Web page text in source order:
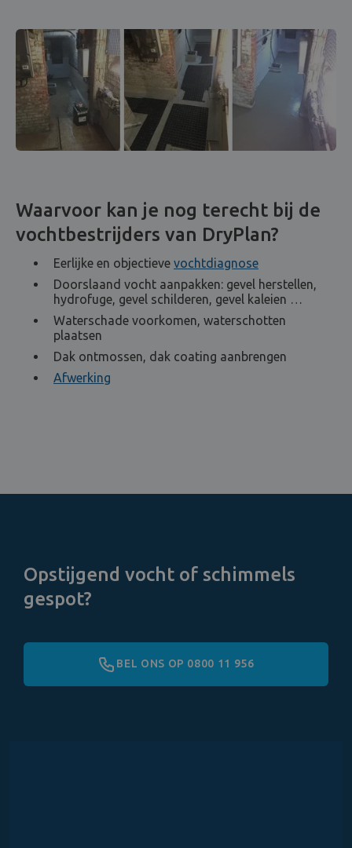
Waarvoor kan je nog terecht bij de
vochtbestrijders van DryPlan?
Eerlijke en objectieve vochtdiagnose
Doorslaand vocht aanpakken: gevel herstellen,
hydrofuge, gevel schilderen, gevel kaleien …
Waterschade voorkomen, waterschotten
plaatsen
Dak ontmossen, dak coating aanbrengen
Afwerking
Opstijgend vocht of schimmels
gespot?
BEL ONS OP 0800 11 956